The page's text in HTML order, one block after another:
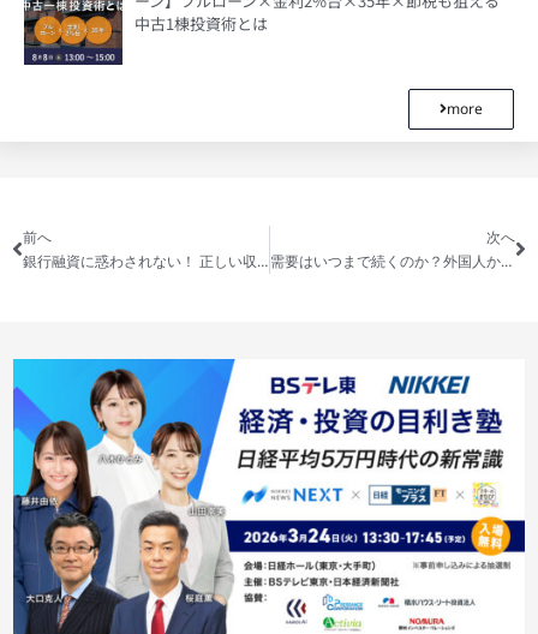
中古1棟投資術とは
more
前へ
銀行融資に惑わされない！ 正しい収益物件の選び方 – 物件評価で陥りやすいワナを回避する思考
次へ
需要はいつまで続くのか？外国人から見た、日本の不動産の価値と未来